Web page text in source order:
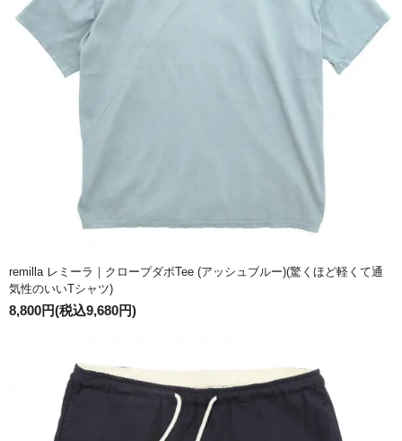
remilla レミーラ｜クロープダボTee (アッシュブルー)(驚くほど軽くて通
気性のいいTシャツ)
8,800円(税込9,680円)